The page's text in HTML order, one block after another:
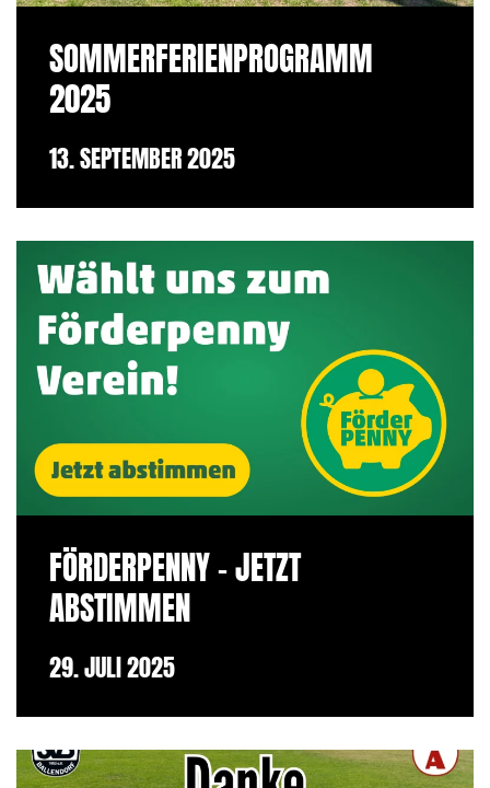
SOMMERFERIENPROGRAMM
2025
13. SEPTEMBER 2025
FÖRDERPENNY - JETZT
ABSTIMMEN
29. JULI 2025